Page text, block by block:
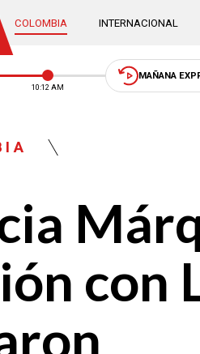
COLOMBIA INTERNACIONAL
10:12 AM
MAÑANA
con